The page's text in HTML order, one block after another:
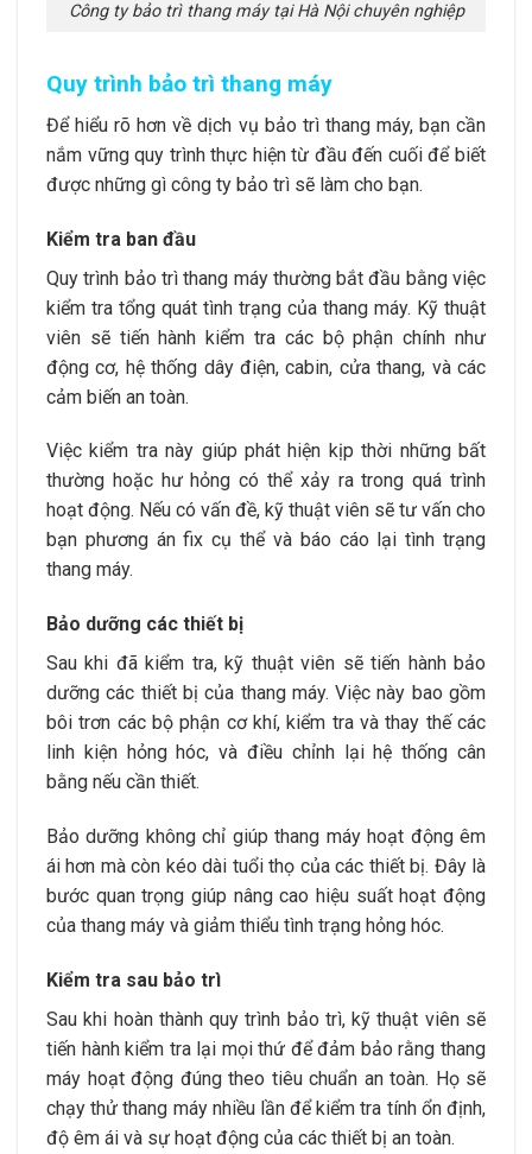
Công ty bảo trì thang máy tại Hà Nội chuyên nghiệp
Quy trình bảo trì thang máy
Để hiểu rõ hơn về dịch vụ bảo trì thang máy, bạn cần
nắm vững quy trình thực hiện từ đầu đến cuối để biết
được những gì công ty bảo trì sẽ làm cho bạn.
Kiểm tra ban đầu
Quy trình bảo trì thang máy thường bắt đầu bằng việc
kiểm tra tổng quát tình trạng của thang máy. Kỹ thuật
viên sẽ tiến hành kiểm tra các bộ phận chính như
động cơ, hệ thống dây điện, cabin, cửa thang, và các
cảm biến an toàn.
Việc kiểm tra này giúp phát hiện kịp thời những bất
thường hoặc hư hỏng có thể xảy ra trong quá trình
hoạt động. Nếu có vấn đề, kỹ thuật viên sẽ tư vấn cho
bạn phương án fix cụ thể và báo cáo lại tình trạng
thang máy.
Bảo dưỡng các thiết bị
Sau khi đã kiểm tra, kỹ thuật viên sẽ tiến hành bảo
dưỡng các thiết bị của thang máy. Việc này bao gồm
bôi trơn các bộ phận cơ khí, kiểm tra và thay thế các
linh kiện hỏng hóc, và điều chỉnh lại hệ thống cân
bằng nếu cần thiết.
Bảo dưỡng không chỉ giúp thang máy hoạt động êm
ái hơn mà còn kéo dài tuổi thọ của các thiết bị. Đây là
bước quan trọng giúp nâng cao hiệu suất hoạt động
của thang máy và giảm thiểu tình trạng hỏng hóc.
Kiểm tra sau bảo trì
Sau khi hoàn thành quy trình bảo trì, kỹ thuật viên sẽ
tiến hành kiểm tra lại mọi thứ để đảm bảo rằng thang
máy hoạt động đúng theo tiêu chuẩn an toàn. Họ sẽ
chạy thử thang máy nhiều lần để kiểm tra tính ổn định,
độ êm ái và sự hoạt động của các thiết bị an toàn.